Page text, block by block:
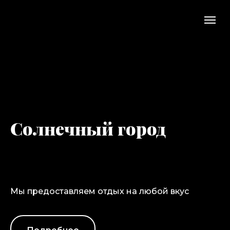
Солнечный город
Мы предоставляем отдых на любой вкус